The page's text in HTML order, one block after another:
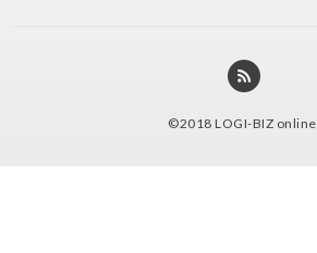
©2018 LOGI-BIZ online